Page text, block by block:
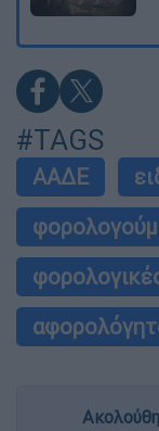
#TAGS
ΑΑΔΕ